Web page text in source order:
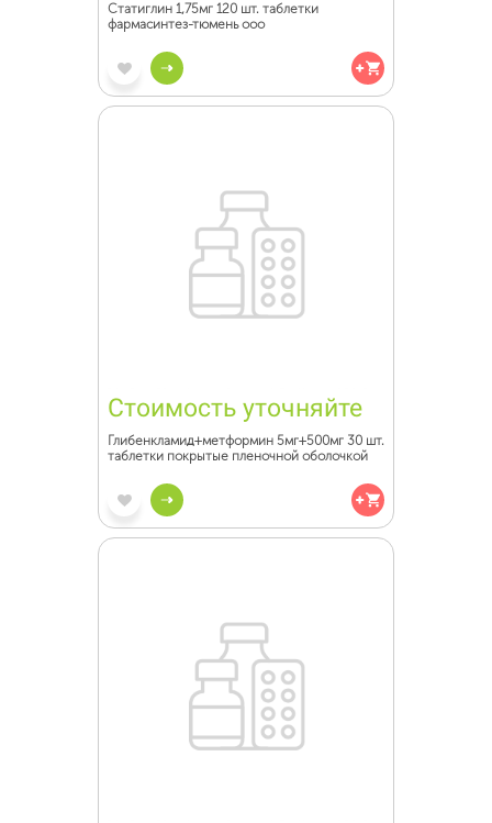
Статиглин 1,75мг 120 шт. таблетки
фармасинтез-тюмень ооо
Стоимость уточняйте
Глибенкламид+метформин 5мг+500мг 30 шт.
таблетки покрытые пленочной оболочкой